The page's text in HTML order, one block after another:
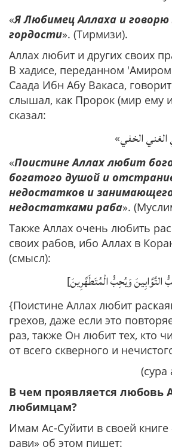
«Я Любимец Аллаха и говорю
гордости». (Тирмизи).
Аллах любит и других своих
В хадисе, переданном
Саада Ибн Абу Вакаса,
слышал, как Пророк (мир ему
сказал:
«الغني الخفي
«Поистине Аллах любит
богатого душой и
недостатков и
недостатками раба».
Также Аллах очень любить
своих рабов, ибо Аллах в
(смысл):
[
{Поистине Аллах любит
грехов, даже если это
раз, также Он любит тех, кто
от всего скверного и
(сура
В чем проявляется любовь
любимцам?
Имам Ас-Суйити в своей книге
рави» об этом пишет: